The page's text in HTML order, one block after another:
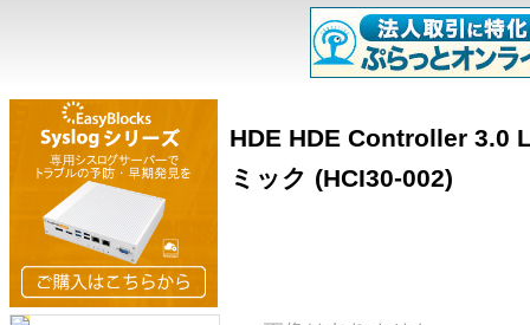
HDE HDE Controller 3.0
ミック (HCI30-002)